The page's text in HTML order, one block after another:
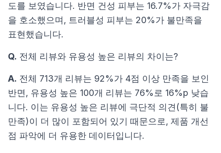
도를 보였습니다. 반면 건성 피부는 16.7%가 자극감
을 호소했으며, 트러블성 피부는 20%가 불만족을
표현했습니다.
Q. 전체 리뷰와 유용성 높은 리뷰의 차이는?
A. 전체 713개 리뷰는 92%가 4점 이상 만족을 보인
반면, 유용성 높은 100개 리뷰는 76%로 16%p 낮습
니다. 이는 유용성 높은 리뷰에 극단적 의견(특히 불
만족)이 더 많이 포함되어 있기 때문으로, 제품 개선
점 파악에 더 유용한 데이터입니다.